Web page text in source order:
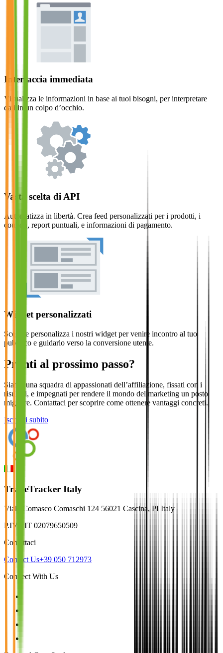
Interfaccia immediata
Visualizza le informazioni in base ai tuoi bisogni, per interpretare
dati in un colpo d’occhio.
Vasta scelta di API
Automatizza in libertà. Crea feed personalizzati per i prodotti, i
coupon, report puntuali, e informazioni di pagamento.
Widget personalizzati
Scegli e personalizza i nostri widget per venire incontro al tuo
pubblico e guidarlo verso la conversione utente.
Pronti al prossimo passo?
Siamo una squadra di appassionati dell’affiliazione, fissati con i
risultati, e impegnati per rendere il mondo del marketing un posto
migliore. Contattaci per scoprire come ottenere vantaggi concreti.
Iscriviti subito
TradeTracker Italy
Viale Comasco Comaschi 124 56021 Cascina, PI Italy
P.IVA IT 02079650509
Contattaci
Contact Us+39 050 712973
Connect With Us